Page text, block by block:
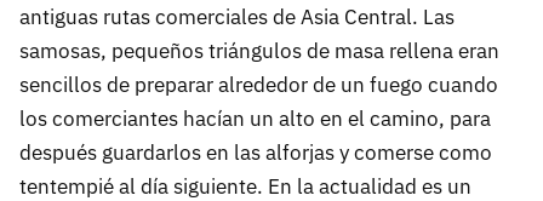
antiguas rutas comerciales de Asia Central. Las
samosas, pequeños triángulos de masa rellena eran
sencillos de preparar alrededor de un fuego cuando
los comerciantes hacían un alto en el camino, para
después guardarlos en las alforjas y comerse como
tentempié al día siguiente. En la actualidad es un